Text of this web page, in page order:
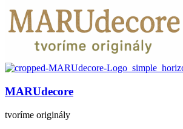
MARUdecore
tvoríme originály